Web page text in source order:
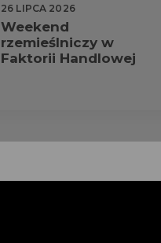
26 LIPCA 2026
Weekend
rzemieślniczy w
Faktorii Handlowej